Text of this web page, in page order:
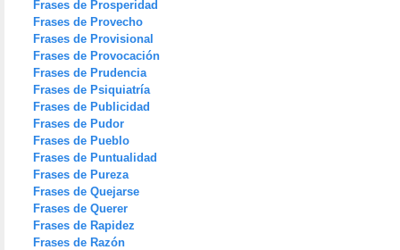
Frases de Prosperidad
Frases de Provecho
Frases de Provisional
Frases de Provocación
Frases de Prudencia
Frases de Psiquiatría
Frases de Publicidad
Frases de Pudor
Frases de Pueblo
Frases de Puntualidad
Frases de Pureza
Frases de Quejarse
Frases de Querer
Frases de Rapidez
Frases de Razón